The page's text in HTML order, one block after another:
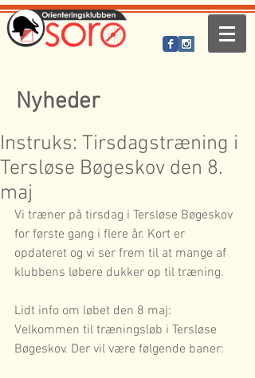
Nyheder
Instruks: Tirsdagstræning i
Tersløse Bøgeskov den 8.
maj
Vi træner på tirsdag i Tersløse Bøgeskov
for første gang i flere år. Kort er
opdateret og vi ser frem til at mange af
klubbens løbere dukker op til træning.
Lidt info om løbet den 8 maj:
Velkommen til træningsløb i Tersløse
Bøgeskov. Der vil være følgende baner: